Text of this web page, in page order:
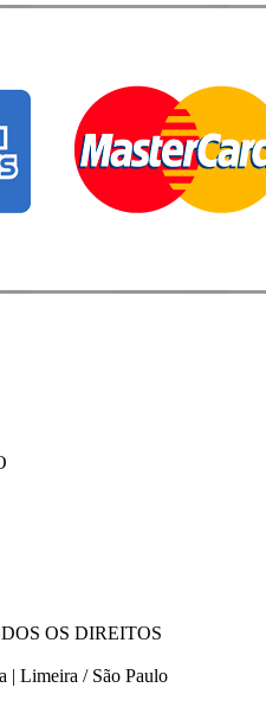
OS DIREITOS
| Limeira / São Paulo